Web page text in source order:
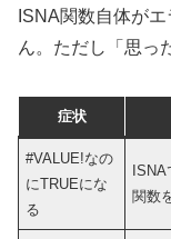
ISNA関数自体が
ん。ただし「思っ
症状
#VALUE!なの
にTRUEにな
る
関数